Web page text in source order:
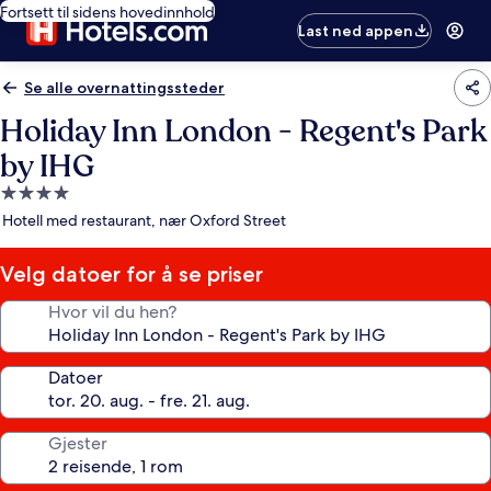
Fortsett til sidens hovedinnhold
Last ned appen
Se alle overnattingssteder
Holiday Inn London - Regent's Park
by IHG
Overnattingssted
med
stjerner
Hotell med restaurant, nær Oxford Street
Velg datoer for å se priser
Hvor vil du hen?
Datoer
Gjester